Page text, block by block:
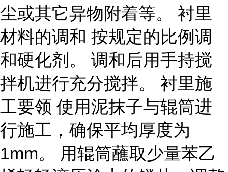
尘或其它异物附着等。 衬里
材料的调和 按规定的比例调
和硬化剂。 调和后用手持搅
拌机进行充分搅拌。 衬里施
工要领 使用泥抹子与辊筒进
行施工，确保平均厚度为
1mm。 用辊筒蘸取少量苯乙